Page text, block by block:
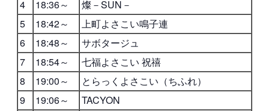
4
18:36～
燦－SUN－
5
18:42～
上町よさこい鳴子連
6
18:48～
サボタージュ
7
18:54～
七福よさこい 祝禧
8
19:00～
とらっくよさこい（ちふれ）
9
19:06～
TACYON